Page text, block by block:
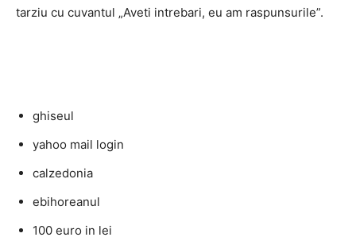
tarziu cu cuvantul „Aveti intrebari, eu am raspunsurile”.
ghiseul
yahoo mail login
calzedonia
ebihoreanul
100 euro in lei